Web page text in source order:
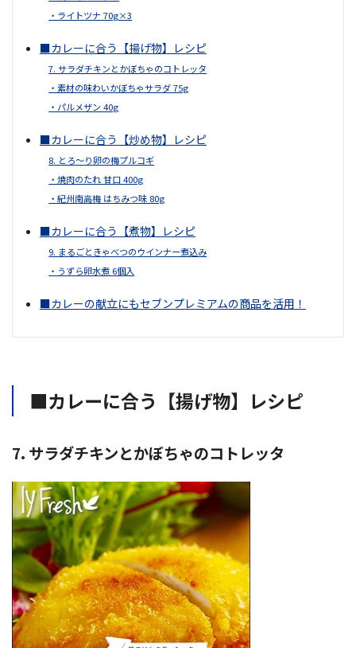
・ライトツナ 70g×3
■カレーに合う【揚げ物】レシピ
7. サラダチキンとかぼちゃのコトレッタ
・素材の味わいかぼちゃサラダ 75g
・パルメザン 40g
■カレーに合う【炒め物】レシピ
8. とろ～り卵の梅プルコギ
・焼肉のたれ 甘口 400g
・紀州南高梅 はちみつ味 80g
■カレーに合う【煮物】レシピ
9. まるごときゃべつのウインナー煮込み
・うずら卵水煮 6個入
■カレーの献立にもセブンプレミアムの商品を活用！
■カレーに合う【揚げ物】レシピ
7. サラダチキンとかぼちゃのコトレッタ